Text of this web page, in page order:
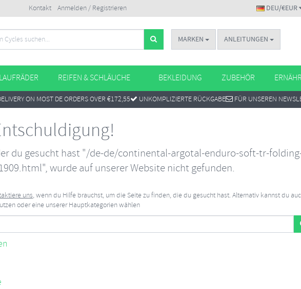
Kontakt Anmelden / Registrieren DEU/€EUR
MARKEN ANLEITUNGEN
LAUFRÄDER REIFEN & SCHLÄUCHE BEKLEIDUNG ZUBEHÖR
ON MOST DE ORDERS OVER €172,55 UNKOMPLIZIERTE RÜCKGABE FÜR UNSEREN
du gesucht hast "/de-de/continental-argotal-enduro-soft-tr-
wurde auf unserer Website nicht gefunden.
uns, wenn du Hilfe brauchst, um die Seite zu finden, die du gesucht hast. Alternativ kannst du
oder eine unserer Hauptkategorien wählen